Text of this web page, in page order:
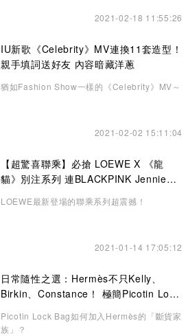
2021-02-18 11:55:26
IU新歌《Celebrity》MV連換11套造型！
親手填詞送好友 內容暗藏洋蔥
猶如Fashion Show一樣的《Celebrity》MV～
2021-02-02 15:11:04
【超驚喜聯乘】必搶 LOEWE X 《龍
貓》別注系列 連BLACKPINK Jennie也
LOEWE最新登場的聯乘系列超震撼！
2021-01-14 17:05:12
日常隨性之選：Hermès不只Kelly、
Birkin、Constance！ 極簡Picotin Lock
Picotin Lock Bag如何加入Hermès的「斷貨家
族」？